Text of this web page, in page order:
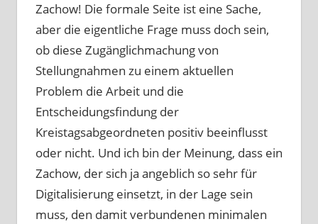
Zachow! Die formale Seite ist eine Sache,
aber die eigentliche Frage muss doch sein,
ob diese Zugänglichmachung von
Stellungnahmen zu einem aktuellen
Problem die Arbeit und die
Entscheidungsfindung der
Kreistagsabgeordneten positiv beeinflusst
oder nicht. Und ich bin der Meinung, dass ein
Zachow, der sich ja angeblich so sehr für
Digitalisierung einsetzt, in der Lage sein
muss, den damit verbundenen minimalen